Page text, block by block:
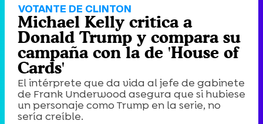
VOTANTE DE CLINTON
Michael Kelly critica a
Donald Trump y compara su
campaña con la de 'House of
Cards'
El intérprete que da vida al jefe de gabinete
de Frank Underwood asegura que si hubiese
un personaje como Trump en la serie, no
sería creíble.